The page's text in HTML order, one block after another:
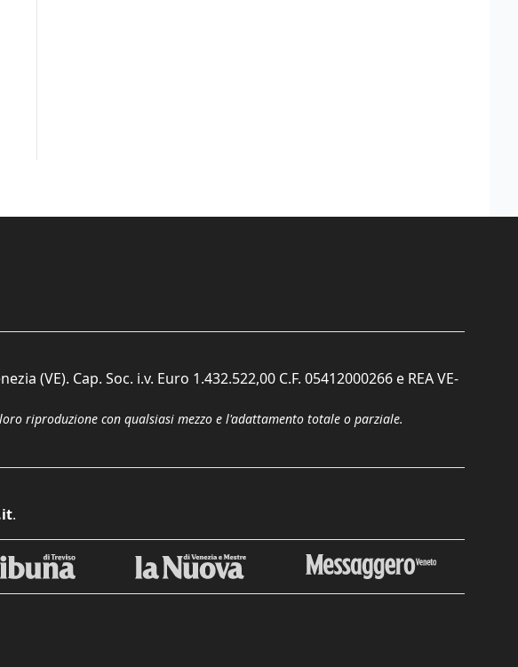
(VE). Cap. Soc. i.v. Euro 1.432.522,00 C.F. 05412000266 e REA VE-
riproduzione con qualsiasi mezzo e l'adattamento totale o parziale.
.